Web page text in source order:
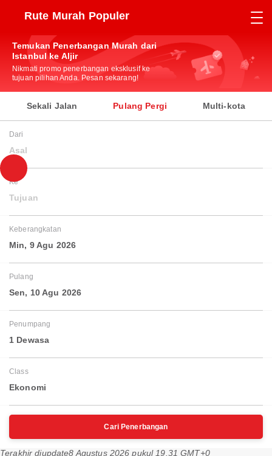
Rute Murah Populer
Temukan Penerbangan Murah dari
Istanbul ke Aljir
Nikmati promo penerbangan eksklusif ke
tujuan pilihan Anda. Pesan sekarang!
Sekali Jalan Pulang Pergi Multi-kota
Dari
Asal
Ke
Tujuan
Keberangkatan
Min, 9 Agu 2026
Pulang
Sen, 10 Agu 2026
Penumpang
1 Dewasa
Class
Ekonomi
Cari Penerbangan
Terakhir diupdate8 Agustus 2026 pukul 19.31 GMT+0